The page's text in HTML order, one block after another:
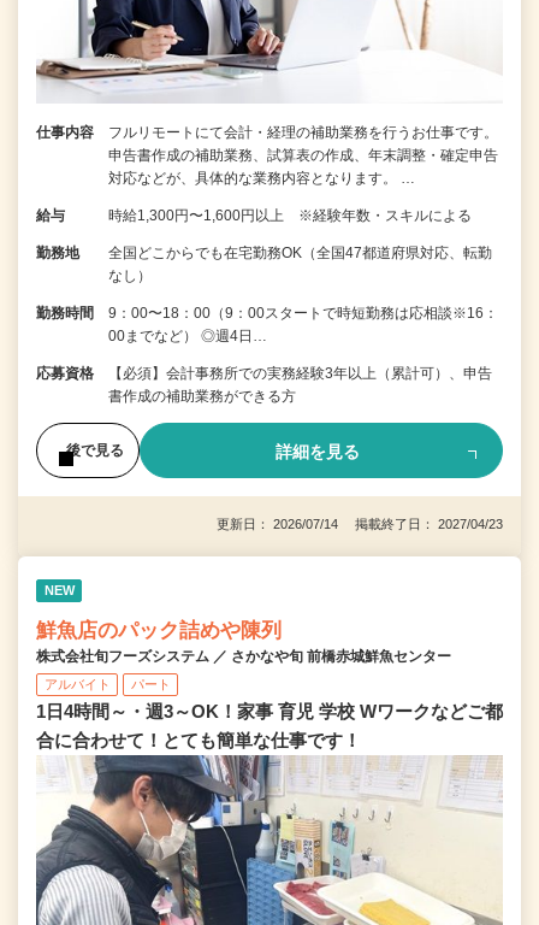
仕事内容
フルリモートにて会計・経理の補助業務を行うお仕事です。
申告書作成の補助業務、試算表の作成、年末調整・確定申告
対応などが、具体的な業務内容となります。 …
給与 時給1,300円〜1,600円以上 ※経験年数・スキルによる
勤務地
全国どこからでも在宅勤務OK（全国47都道府県対応、転勤
なし）
勤務時間
9：00〜18：00（9：00スタートで時短勤務は応相談※16：
00までなど） ◎週4日…
応募資格
【必須】会計事務所での実務経験3年以上（累計可）、申告
書作成の補助業務ができる方
後で見る 詳細を見る
更新日： 2026/07/14 掲載終了日： 2027/04/23
NEW
鮮魚店のパック詰めや陳列
株式会社旬フーズシステム ／ さかなや旬 前橋赤城鮮魚センター
アルバイト パート
1日4時間～・週3～OK！家事 育児 学校 Wワークなどご都
合に合わせて！とても簡単な仕事です！